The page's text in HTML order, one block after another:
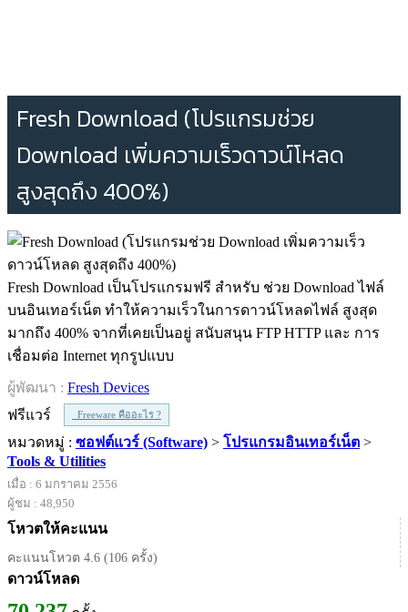
Fresh Download (โปรแกรมช่วย
Download เพิ่มความเร็วดาวน์โหลด
สูงสุดถึง 400%)
Fresh Download เป็นโปรแกรมฟรี สำหรับ ช่วย Download ไฟล์
บนอินเทอร์เน็ต ทำให้ความเร็วในการดาวน์โหลดไฟล์ สูงสุด
มากถึง 400% จากที่เคยเป็นอยู่ สนับสนุน FTP HTTP และ การ
เชื่อมต่อ Internet ทุกรูปแบบ
ผู้พัฒนา : Fresh Devices
ฟรีแวร์
Freeware คืออะไร ?
หมวดหมู่ : ซอฟต์แวร์ (Software) > โปรแกรมอินเทอร์เน็ต >
Tools & Utilities
เมื่อ : 6 มกราคม 2556
ผู้ชม : 48,950
โหวตให้คะแนน
คะแนนโหวต 4.6 (106 ครั้ง)
ดาวน์โหลด